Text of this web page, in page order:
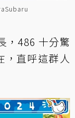
，486 十分驚
，直呼這群人